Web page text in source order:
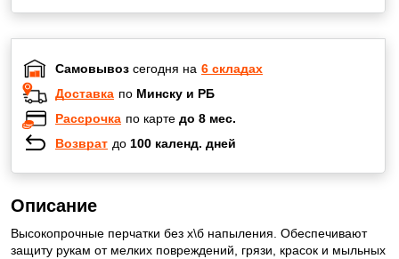
Самовывоз сегодня на 6 складах
Доставка по Минску и РБ
Рассрочка по карте до 8 мес.
Возврат до 100 календ. дней
Описание
Высокопрочные перчатки без х\б напыления. Обеспечивают
защиту рукам от мелких повреждений, грязи, красок и мыльных